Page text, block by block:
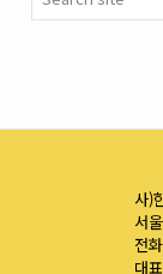
사)
서
전
대